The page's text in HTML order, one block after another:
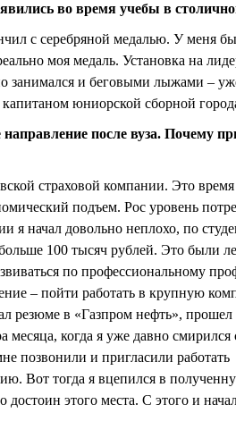
во время учебы в
с серебряной медалью. У меня
моя медаль. Установка на
занимался и беговыми лыжами –
юниорской сборной
после вуза. Почему
страховой компании. Это
подъем. Рос уровень
я начал довольно неплохо, по
100 тысяч рублей. Это были
по профессиональному
– пойти работать в крупную
резюме в «Газпром нефть», прошел
когда я уже давно
позвонили и пригласили работать
Вот тогда я вцепился в
этого места. С этого и